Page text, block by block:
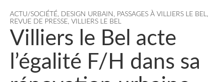
ACTU/SOCIÉTÉ, DESIGN URBAIN , PASSAGES À VILLIERS LE BEL,
REVUE DE PRESSE, VILLIERS LE BEL
Villiers le Bel acte
l’égalité F/H dans sa